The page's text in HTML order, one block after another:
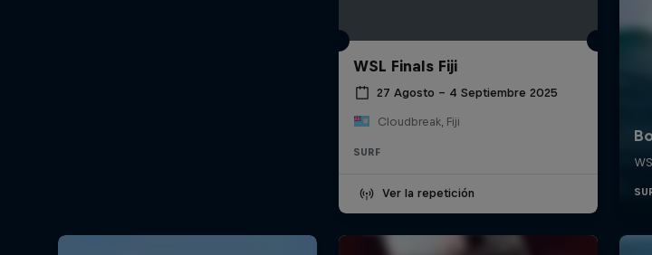
WSL Finals Fiji
27 Agosto – 4 Septiembre 2025
Cloudbreak, Fiji
SURF
Ver la repetición